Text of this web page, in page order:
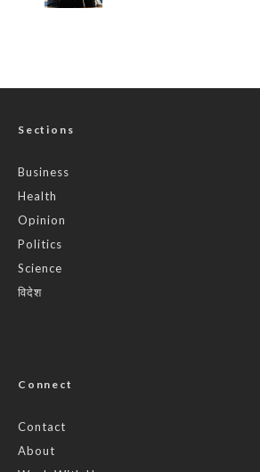
Sections
Business
Health
Opinion
Politics
Science
विदेश
Connect
Contact
About